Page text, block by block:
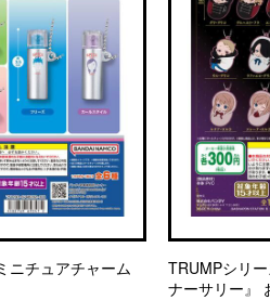
ニチュアチャーム
TRUMPシリ
ナーサリー』